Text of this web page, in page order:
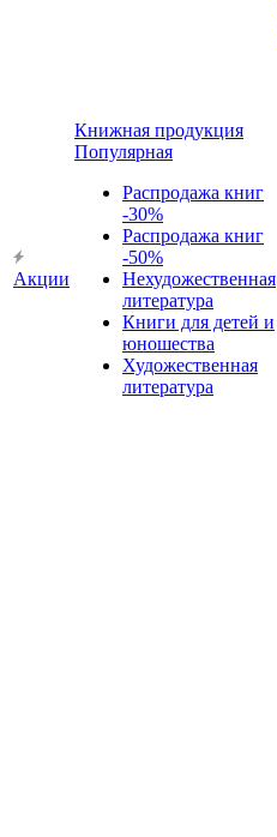
Акции
Книжная продукция
Популярная
Распродажа книг
-30%
Распродажа книг
-50%
Нехудожественная
литература
Книги для детей и
юношества
Художественная
литература